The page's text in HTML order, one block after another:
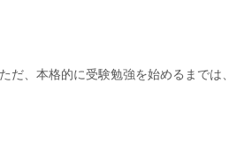
、本格的に受験勉強を始めるまでは、